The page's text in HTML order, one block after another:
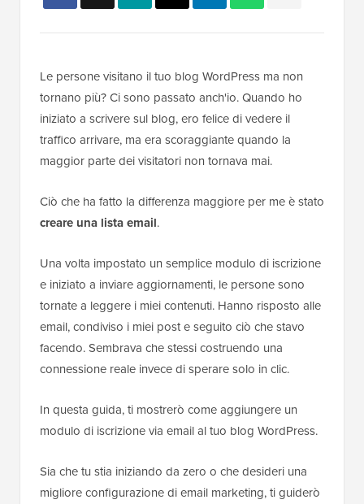
Le persone visitano il tuo blog WordPress ma non
tornano più? Ci sono passato anch'io. Quando ho
iniziato a scrivere sul blog, ero felice di vedere il
traffico arrivare, ma era scoraggiante quando la
maggior parte dei visitatori non tornava mai.
Ciò che ha fatto la differenza maggiore per me è stato
creare una lista email.
Una volta impostato un semplice modulo di iscrizione
e iniziato a inviare aggiornamenti, le persone sono
tornate a leggere i miei contenuti. Hanno risposto alle
email, condiviso i miei post e seguito ciò che stavo
facendo. Sembrava che stessi costruendo una
connessione reale invece di sperare solo in clic.
In questa guida, ti mostrerò come aggiungere un
modulo di iscrizione via email al tuo blog WordPress.
Sia che tu stia iniziando da zero o che desideri una
migliore configurazione di email marketing, ti guiderò